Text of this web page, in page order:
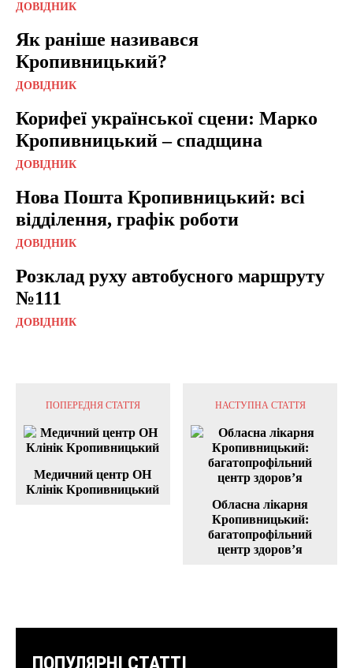
ДОВІДНИК
Як раніше називався
Кропивницький?
ДОВІДНИК
Корифеї української сцени: Марко
Кропивницький – спадщина
ДОВІДНИК
Нова Пошта Кропивницький: всі
відділення, графік роботи
ДОВІДНИК
Розклад руху автобусного маршруту
№111
ДОВІДНИК
ПОПЕРЕДНЯ СТАТТЯ
Медичний центр ОН
Клінік Кропивницький
НАСТУПНА СТАТТЯ
Обласна лікарня
Кропивницький:
багатопрофільний
центр здоров’я
ПОПУЛЯРНІ СТАТТІ